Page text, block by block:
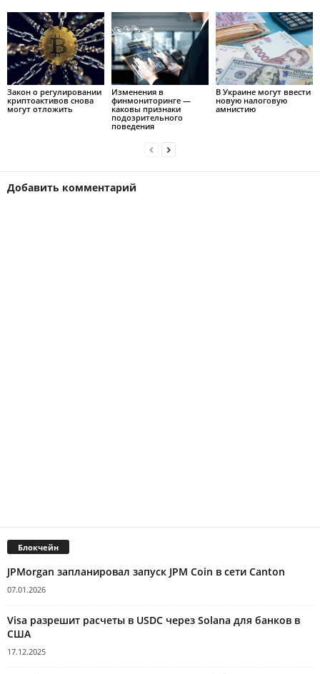
Закон о регулировании
криптоактивов снова
могут отложить
Изменения в
финмониторинге —
каковы признаки
подозрительного
поведения
В Украине могут ввести
новую налоговую
амнистию
Добавить комментарий
Блокчейн
JPMorgan запланировал запуск JPM Coin в сети Canton
07.01.2026
Visa разрешит расчеты в USDC через Solana для банков в
США
17.12.2025